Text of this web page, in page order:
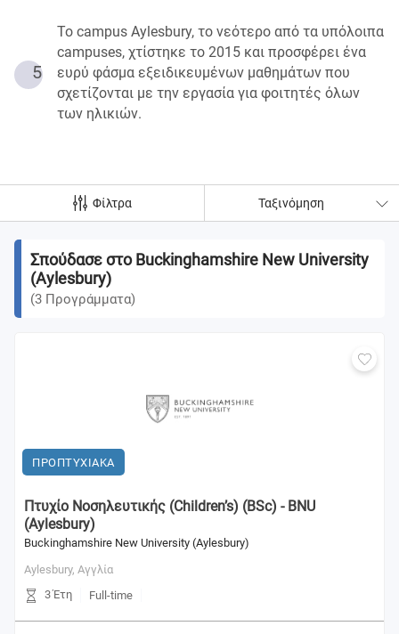
5
Το campus Aylesbury, το νεότερο από τα υπόλοιπα
campuses, χτίστηκε το 2015 και προσφέρει ένα
ευρύ φάσμα εξειδικευμένων μαθημάτων που
σχετίζονται με την εργασία για φοιτητές όλων
των ηλικιών.
Φίλτρα Ταξινόμηση
Σπούδασε στο Buckinghamshire New University
(Aylesbury)
(3 Προγράμματα)
ΠΡΟΠΤΥΧΙΑΚΑ
Πτυχίο Νοσηλευτικής (Children’s) (BSc) - BNU
(Aylesbury)
Buckinghamshire New University (Aylesbury)
Aylesbury, Αγγλία
3 Έτη
Full-time